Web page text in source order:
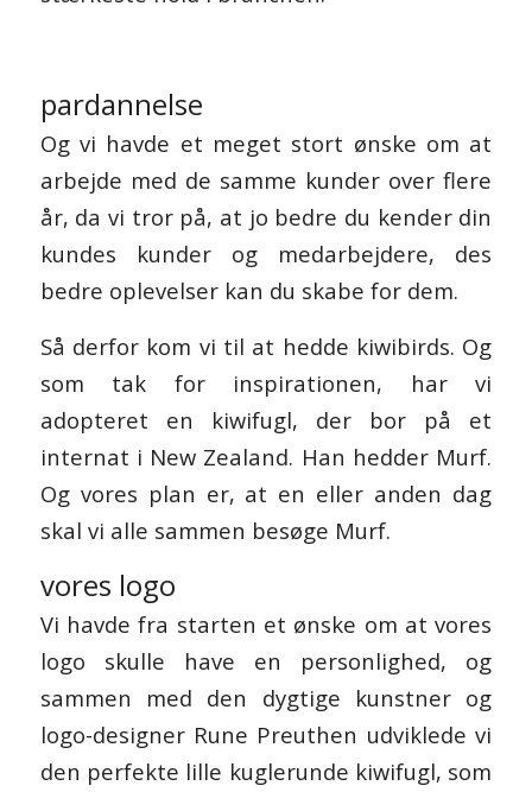
pardannelse
Og vi havde et meget stort ønske om at
arbejde med de samme kunder over flere
år, da vi tror på, at jo bedre du kender din
kundes kunder og medarbejdere, des
bedre oplevelser kan du skabe for dem.
Så derfor kom vi til at hedde kiwibirds. Og
som tak for inspirationen, har vi
adopteret en kiwifugl, der bor på et
internat i New Zealand. Han hedder Murf.
Og vores plan er, at en eller anden dag
skal vi alle sammen besøge Murf.
vores logo
Vi havde fra starten et ønske om at vores
logo skulle have en personlighed, og
sammen med den dygtige kunstner og
logo-designer Rune Preuthen udviklede vi
den perfekte lille kuglerunde kiwifugl, som